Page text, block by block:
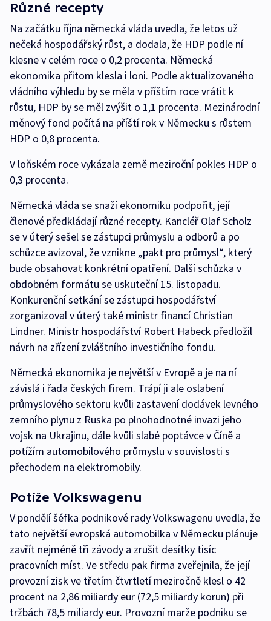
Různé recepty
Na začátku října německá vláda uvedla, že letos už
nečeká hospodářský růst, a dodala, že HDP podle ní
klesne v celém roce o 0,2 procenta. Německá
ekonomika přitom klesla i loni. Podle aktualizovaného
vládního výhledu by se měla v příštím roce vrátit k
růstu, HDP by se měl zvýšit o 1,1 procenta. Mezinárodní
měnový fond počítá na příští rok v Německu s růstem
HDP o 0,8 procenta.
V loňském roce vykázala země meziroční pokles HDP o
0,3 procenta.
Německá vláda se snaží ekonomiku podpořit, její
členové předkládají různé recepty. Kancléř Olaf Scholz
se v úterý sešel se zástupci průmyslu a odborů a po
schůzce avizoval, že vznikne „pakt pro průmysl“, který
bude obsahovat konkrétní opatření. Další schůzka v
obdobném formátu se uskuteční 15. listopadu.
Konkurenční setkání se zástupci hospodářství
zorganizoval v úterý také ministr financí Christian
Lindner. Ministr hospodářství Robert Habeck předložil
návrh na zřízení zvláštního investičního fondu.
Německá ekonomika je největší v Evropě a je na ní
závislá i řada českých firem. Trápí ji ale oslabení
průmyslového sektoru kvůli zastavení dodávek levného
zemního plynu z Ruska po plnohodnotné invazi jeho
vojsk na Ukrajinu, dále kvůli slabé poptávce v Číně a
potížím automobilového průmyslu v souvislosti s
přechodem na elektromobily.
Potíže Volkswagenu
V pondělí šéfka podnikové rady Volkswagenu uvedla, že
tato největší evropská automobilka v Německu plánuje
zavřít nejméně tři závody a zrušit desítky tisíc
pracovních míst. Ve středu pak firma zveřejnila, že její
provozní zisk ve třetím čtvrtletí meziročně klesl o 42
procent na 2,86 miliardy eur (72,5 miliardy korun) při
tržbách 78,5 miliardy eur. Provozní marže podniku se